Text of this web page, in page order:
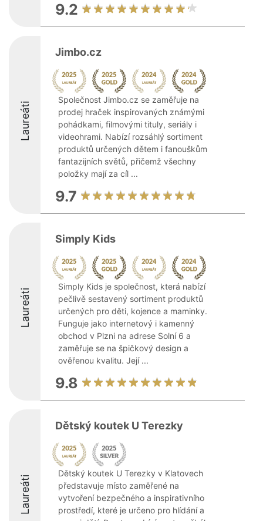
9.2
Laureáti
Jimbo.cz
Společnost Jimbo.cz se zaměřuje na
prodej hraček inspirovaných známými
pohádkami, filmovými tituly, seriály i
videohrami. Nabízí rozsáhlý sortiment
produktů určených dětem i fanouškům
fantazijních světů, přičemž všechny
položky mají za cíl ...
9.7
Laureáti
Simply Kids
Simply Kids je společnost, která nabízí
pečlivě sestavený sortiment produktů
určených pro děti, kojence a maminky.
Funguje jako internetový i kamenný
obchod v Plzni na adrese Solní 6 a
zaměřuje se na špičkový design a
ověřenou kvalitu. Její ...
9.8
Laureáti
Dětský koutek U Terezky
Dětský koutek U Terezky v Klatovech
představuje místo zaměřené na
vytvoření bezpečného a inspirativního
prostředí, které je určeno pro hlídání a